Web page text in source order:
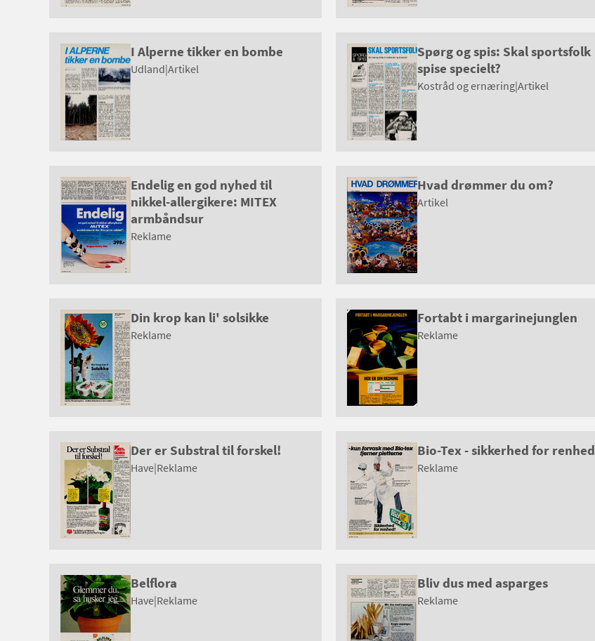
I Alperne tikker en bombe
Udland|Artikel
Spørg og spis: Skal sportsfolk
spise specielt?
Kostråd og ernæring|Artikel
Endelig en god nyhed til
nikkel-allergikere: MITEX
armbåndsur
Reklame
Hvad drømmer du om?
Artikel
Din krop kan li' solsikke
Reklame
Fortabt i margarinejunglen
Reklame
Der er Substral til forskel!
Have|Reklame
Bio-Tex - sikkerhed for renhed
Reklame
Belflora
Have|Reklame
Bliv dus med asparges
Reklame